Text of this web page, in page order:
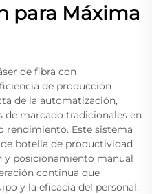
para Máxima
de fibra con
de producción
de la automatización,
de marcado tradicionales en
rendimiento. Este sistema
botella de productividad
y posicionamiento manual
continua que
y la eficacia del personal.